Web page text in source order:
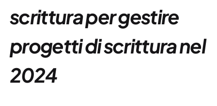
scrittura per gestire
progetti di scrittura nel
2024